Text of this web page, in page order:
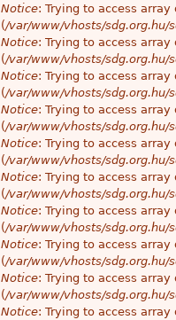
Notice: Trying to access
(/var/www/vhosts/sdg.org.hu/
Notice: Trying to access
(/var/www/vhosts/sdg.org.hu/
Notice: Trying to access
(/var/www/vhosts/sdg.org.hu/
Notice: Trying to access
(/var/www/vhosts/sdg.org.hu/
Notice: Trying to access
(/var/www/vhosts/sdg.org.hu/
Notice: Trying to access
(/var/www/vhosts/sdg.org.hu/
Notice: Trying to access
(/var/www/vhosts/sdg.org.hu/
Notice: Trying to access
(/var/www/vhosts/sdg.org.hu/
Notice: Trying to access
(/var/www/vhosts/sdg.org.hu/
Notice: Trying to access